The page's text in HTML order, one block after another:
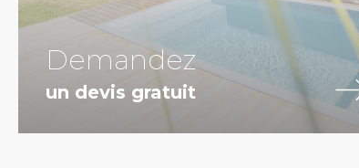
Demandez
un devis gratuit